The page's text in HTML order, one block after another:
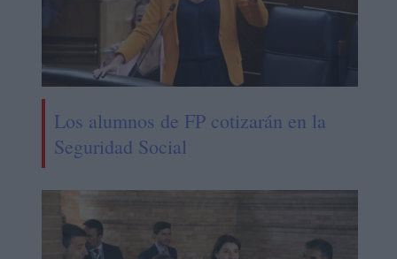
Los alumnos de FP cotizarán en la
Seguridad Social